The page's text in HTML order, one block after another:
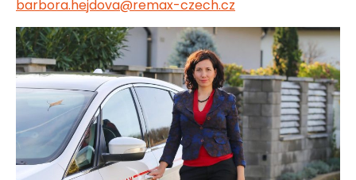
barbora.hejdova@remax-czech.cz